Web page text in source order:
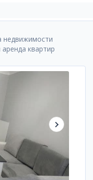
недвижимости
квартир